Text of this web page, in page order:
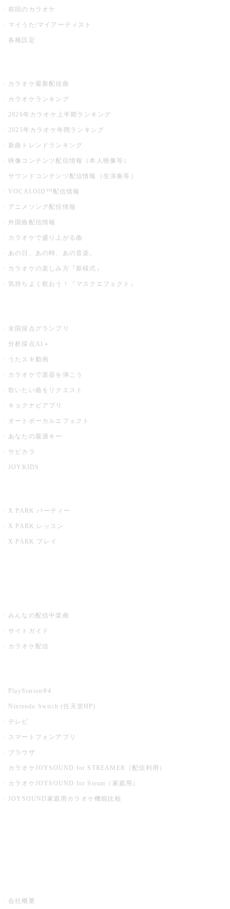
前回のカラオケ
マイうた/マイアーティスト
各種設定
カラオケ最新配信曲
カラオケランキング
2026年カラオケ上半期ランキング
2025年カラオケ年間ランキング
新曲トレンドランキング
映像コンテンツ配信情報（本人映像等）
サウンドコンテンツ配信情報（生演奏等）
VOCALOID™配信情報
アニメソング配信情報
外国曲配信情報
カラオケで盛り上がる曲
あの日、あの時、あの音楽。
カラオケの楽しみ方『新様式』
気持ちよく歌おう！『マスクエフェクト』
全国採点グランプリ
分析採点AI＋
うたスキ動画
カラオケで楽器を弾こう
歌いたい曲をリクエスト
キョクナビアプリ
オートボーカルエフェクト
あなたの最適キー
サビカラ
JOYKIDS
X PARK パーティー
X PARK レッスン
X PARK プレイ
みんなの配信中楽曲
サイトガイド
カラオケ配信
PlayStation®4
Nintendo Switch (任天堂HP)
テレビ
スマートフォンアプリ
ブラウザ
カラオケJOYSOUND for STREAMER（配信利用）
カラオケJOYSOUND for Steam（家庭用）
JOYSOUND家庭用カラオケ機能比較
会社概要